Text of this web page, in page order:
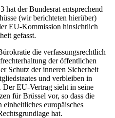
hat der Bundesrat entsprechend
(wir berichteten hierüber)
EU-Kommission hinsichtlich
gefasst.
die verfassungsrechtlich
der öffentlichen
Schutz der inneren Sicherheit
und verbleiben in
Der EU-Vertrag sieht in seine
für Brüssel vor, so dass die
europäisches
hat.